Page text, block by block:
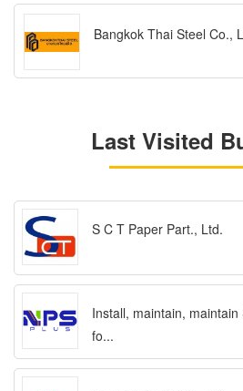
Bangkok Thai Steel Co.,
Last Visited
S C T Paper Part., Ltd.
Install, maintain,
fo...